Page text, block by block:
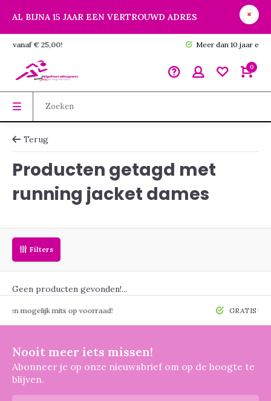
AL BIJNA 15 JAAR EEN VERTROUWD ADRES
GRATIS verzending vanaf € 25,00!
0
Terug
Producten getagd met
running jacket dames
Filters
Geen producten gevonden!...
mits op voorraad! GRATIS
Nooit meer iets missen!
Abonneer je op onze nieuwsbrief om op de hoogte te
blijven.